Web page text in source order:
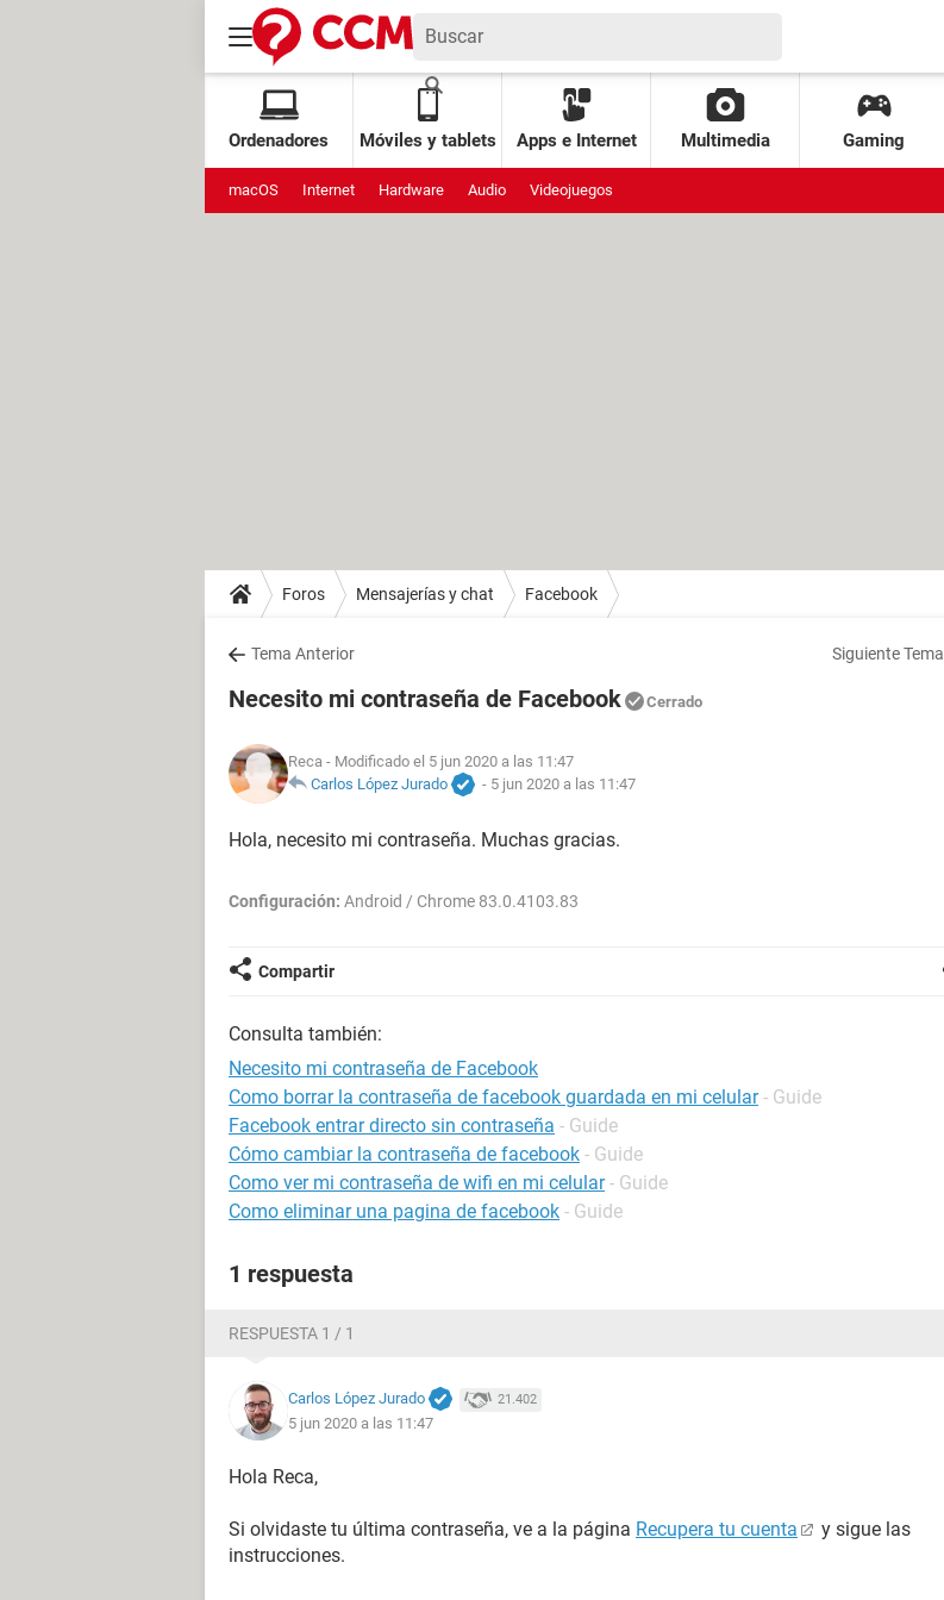
Ordenadores Móviles y tablets Apps e Internet Multimedia Gaming
macOS Internet Hardware Audio Videojuegos
Foros Mensajerías y chat Facebook
Tema Anterior Siguiente Tema
Necesito mi contraseña de Facebook Cerrado
Reca - Modificado el 5 jun 2020 a las 11:47
Carlos López Jurado
- 5 jun 2020 a las 11:47
Hola, necesito mi contraseña. Muchas gracias.
Configuración: Android / Chrome 83.0.4103.83
Compartir
Consulta también:
Necesito mi contraseña de Facebook
Como borrar la contraseña de facebook guardada en mi celular - Guide
Facebook entrar directo sin contraseña - Guide
Cómo cambiar la contraseña de facebook - Guide
Como ver mi contraseña de wifi en mi celular - Guide
Como eliminar una pagina de facebook - Guide
1 respuesta
RESPUESTA 1 / 1
Carlos López Jurado 21.402
5 jun 2020 a las 11:47
Hola Reca,
Si olvidaste tu última contraseña, ve a la página Recupera tu cuenta
y sigue las
instrucciones.